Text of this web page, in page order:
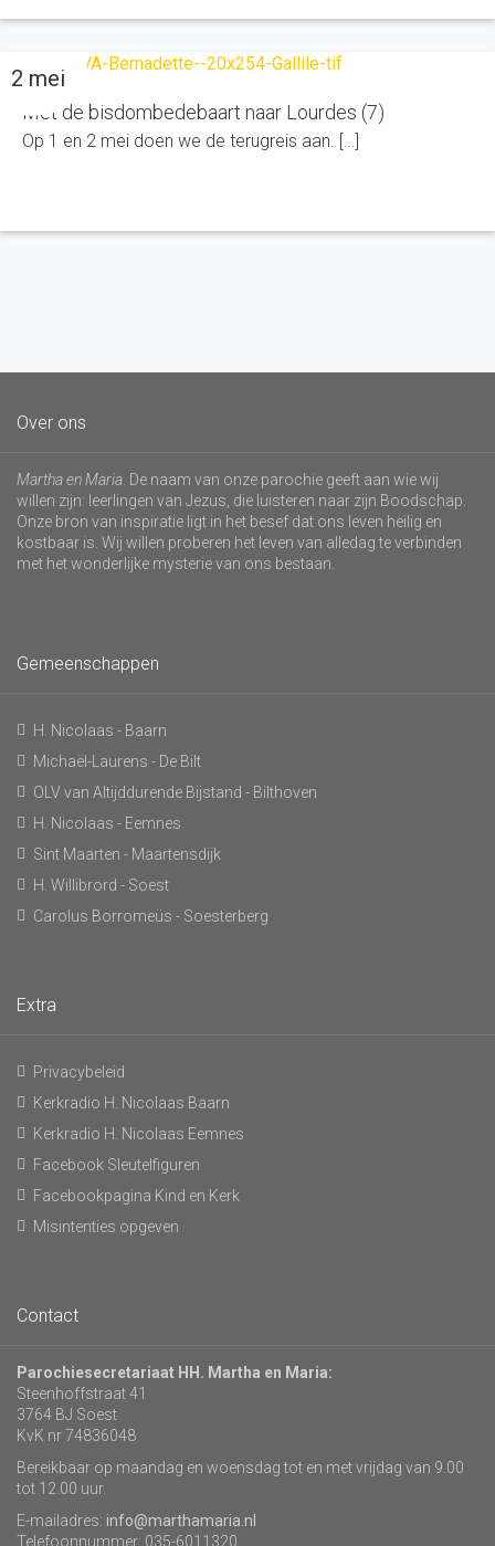
Met de bisdombedebaart naar Lourdes (7)
Op 1 en 2 mei doen we de terugreis aan. […]
2 mei
Over ons
Martha en Maria . De naam van onze parochie geeft aan wie wij
willen zijn: leerlingen van Jezus, die luisteren naar zijn Boodschap.
Onze bron van inspiratie ligt in het besef dat ons leven heilig en
kostbaar is. Wij willen proberen het leven van alledag te verbinden
met het wonderlijke mysterie van ons bestaan.
Gemeenschappen
H. Nicolaas - Baarn
Michaël-Laurens - De Bilt
OLV van Altijddurende Bijstand - Bilthoven
H. Nicolaas - Eemnes
Sint Maarten - Maartensdijk
H. Willibrord - Soest
Carolus Borromeüs - Soesterberg
Extra
Privacybeleid
Kerkradio H. Nicolaas Baarn
Kerkradio H. Nicolaas Eemnes
Facebook Sleutelfiguren
Facebookpagina Kind en Kerk
Misintenties opgeven
Contact
Parochiesecretariaat HH. Martha en Maria:
Steenhoffstraat 41
3764 BJ Soest
KvK nr 74836048
Bereikbaar op maandag en woensdag tot en met vrijdag van 9.00
tot 12.00 uur.
E-mailadres: info@marthamaria.nl
Telefoonnummer: 035-6011320